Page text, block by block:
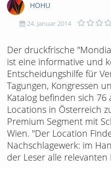
HOHU
24. Januar 2014
1451
views
Kommentare
likes
favorites
Der druckfrische
ist eine informative und
Entscheidungshilfe für
Tagungen, Kongressen
Katalog befinden sich
Locations in Österreich
Premium Segment mit
Wien. "Der Location
Nachschlagewerk: im
der Leser alle relevanten